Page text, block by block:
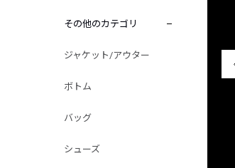
その他のカテゴリ
ジャケット/アウター
ボトム
バッグ
シューズ
別注限定 フード付き チェックシャツジャケット